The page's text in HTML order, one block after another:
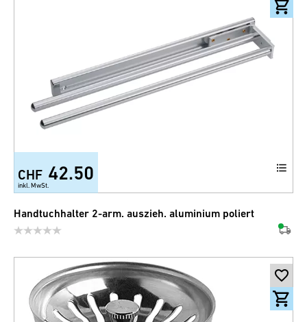
CHF 42.50
inkl. MwSt.
Handtuchhalter 2-arm. auszieh. aluminium poliert